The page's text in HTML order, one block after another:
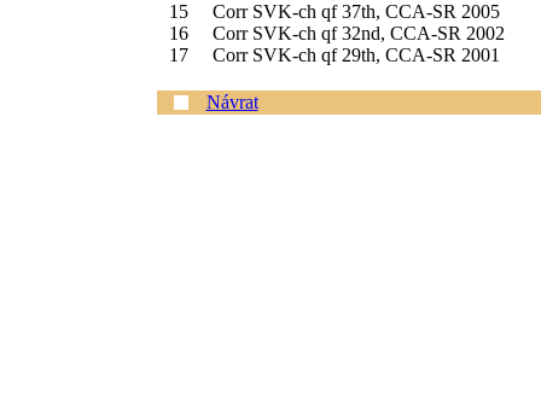
15
Corr SVK-ch qf 37th, CCA-SR 2005
16
Corr SVK-ch qf 32nd, CCA-SR 2002
17
Corr SVK-ch qf 29th, CCA-SR 2001
Návrat